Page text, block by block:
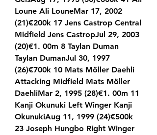
Loune Ali LouneMar 17, 2002
(21)€200k 17 Jens Castrop Central
Midfield Jens CastropJul 29, 2003
(20)€1. 00m 8 Taylan Duman
Taylan DumanJul 30, 1997
(26)€700k 10 Mats Möller Daehli
Attacking Midfield Mats Möller
DaehliMar 2, 1995 (28)€1. 00m 11
Kanji Okunuki Left Winger Kanji
OkunukiAug 11, 1999 (24)€500k
23 Joseph Hungbo Right Winger